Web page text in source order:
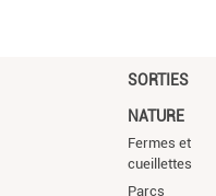
SORTIES
NATURE
Fermes et
cueillettes
Parcs